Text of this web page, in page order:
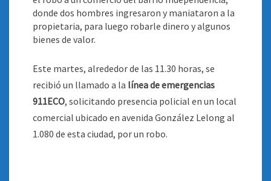
donde dos hombres ingresaron y maniataron a la
propietaria, para luego robarle dinero y algunos
bienes de valor.
Este martes, alrededor de las 11.30 horas, se
recibió un llamado a la línea de emergencias
911ECO, solicitando presencia policial en un local
comercial ubicado en avenida González Lelong al
1.080 de esta ciudad, por un robo.